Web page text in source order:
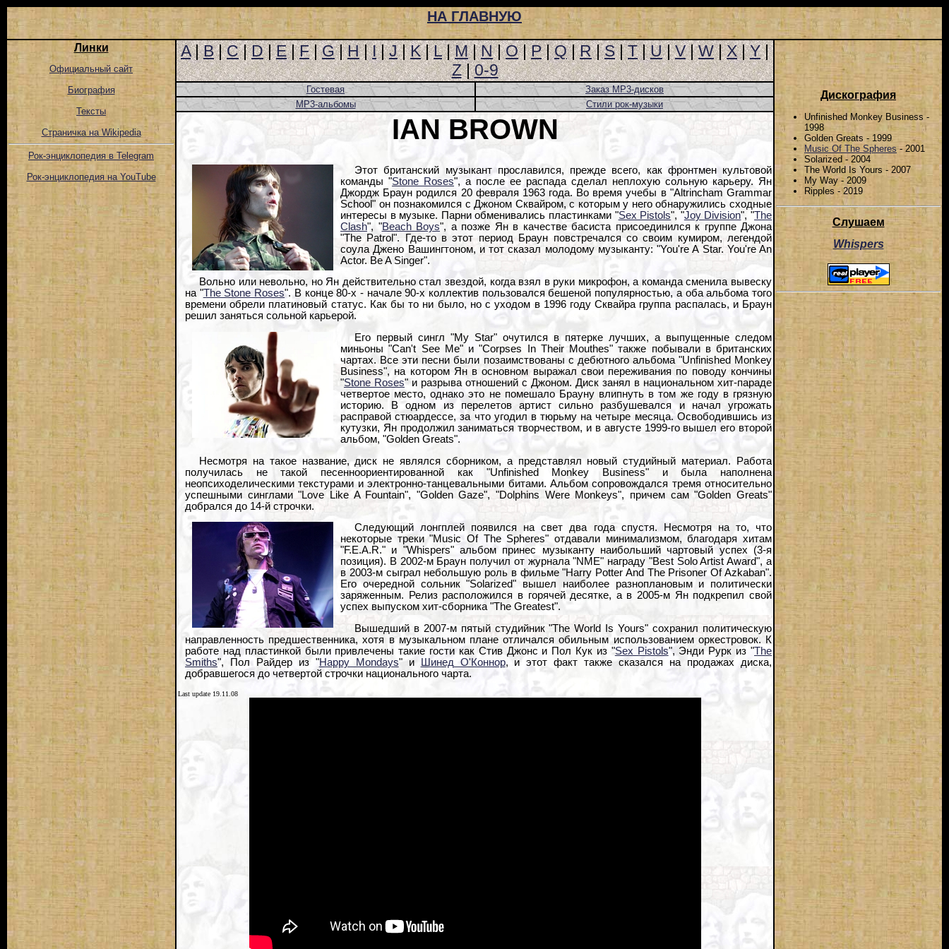
НА ГЛАВНУЮ
Линки
Официальный сайт
Биография
Тексты
Страничка на Wikipedia
Рок-энциклопедия в Telegram
Рок-энциклопедия на YouTube
A|B|C|D|E|F|G|H|I|J|K|L|M|N|O|P|Q|R|S|T|U|V|W|X|Y|
Z|0-9
Дискография
Unfinished Monkey Business -
1998
Golden Greats - 1999
Music Of The Spheres - 2001
Solarized - 2004
The World Is Yours - 2007
My Way - 2009
Ripples - 2019
Слушаем
Whispers
Гостевая
Заказ MP3-дисков
MP3-альбомы
Стили рок-музыки
IAN BROWN
Этот британский музыкант прославился, прежде всего, как фронтмен культовой
команды "Stone Roses", а после ее распада сделал неплохую сольную карьеру. Ян
Джордж Браун родился 20 февраля 1963 года. Во время учебы в "Altrincham Grammar
School" он познакомился с Джоном Сквайром, с которым у него обнаружились сходные
интересы в музыке. Парни обменивались пластинками "Sex Pistols", "Joy Division", "The
Clash", "Beach Boys", а позже Ян в качестве басиста присоединился к группе Джона
"The Patrol". Где-то в этот период Браун повстречался со своим кумиром, легендой
соула Джено Вашингтоном, и тот сказал молодому музыканту: "You're A Star. You're An
Actor. Be A Singer".
Вольно или невольно, но Ян действительно стал звездой, когда взял в руки микрофон, а команда сменила вывеску
на "The Stone Roses". В конце 80-х - начале 90-х коллектив пользовался бешеной популярностью, а оба альбома того
времени обрели платиновый статус. Как бы то ни было, но с уходом в 1996 году Сквайра группа распалась, и Браун
решил заняться сольной карьерой.
Его первый сингл "My Star" очутился в пятерке лучших, а выпущенные следом
миньоны "Can't See Me" и "Corpses In Their Mouthes" также побывали в британских
чартах. Все эти песни были позаимствованы с дебютного альбома "Unfinished Monkey
Business", на котором Ян в основном выражал свои переживания по поводу кончины
"Stone Roses" и разрыва отношений с Джоном. Диск занял в национальном хит-параде
четвертое место, однако это не помешало Брауну влипнуть в том же году в грязную
историю. В одном из перелетов артист сильно разбушевался и начал угрожать
расправой стюардессе, за что угодил в тюрьму на четыре месяца. Освободившись из
кутузки, Ян продолжил заниматься творчеством, и в августе 1999-го вышел его второй
альбом, "Golden Greats".
Несмотря на такое название, диск не являлся сборником, а представлял новый студийный материал. Работа
получилась не такой песенноориентированной как "Unfinished Monkey Business" и была наполнена
неопсиходелическими текстурами и электронно-танцевальными битами. Альбом сопровождался тремя относительно
успешными синглами "Love Like A Fountain", "Golden Gaze", "Dolphins Were Monkeys", причем сам "Golden Greats"
добрался до 14-й строчки.
Следующий лонгплей появился на свет два года спустя. Несмотря на то, что
некоторые треки "Music Of The Spheres" отдавали минимализмом, благодаря хитам
"F.E.A.R." и "Whispers" альбом принес музыканту наибольший чартовый успех (3-я
позиция). В 2002-м Браун получил от журнала "NME" награду "Best Solo Artist Award", а
в 2003-м сыграл небольшую роль в фильме "Harry Potter And The Prisoner Of Azkaban".
Его очередной сольник "Solarized" вышел наиболее разноплановым и политически
заряженным. Релиз расположился в горячей десятке, а в 2005-м Ян подкрепил свой
успех выпуском хит-сборника "The Greatest".
Вышедший в 2007-м пятый студийник "The World Is Yours" сохранил политическую
направленность предшественника, хотя в музыкальном плане отличался обильным использованием оркестровок. К
работе над пластинкой были привлечены такие гости как Стив Джонс и Пол Кук из "Sex Pistols", Энди Рурк из "The
Smiths", Пол Райдер из "Happy Mondays" и Шинед О'Коннор, и этот факт также сказался на продажах диска,
добравшегося до четвертой строчки национального чарта.
Last update 19.11.08